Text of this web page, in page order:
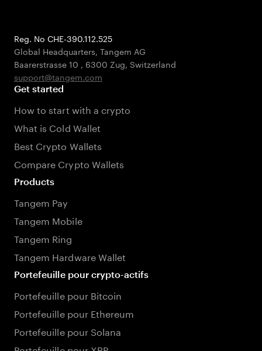
Reg. No CHE-390.112.525
Global Headquarters, Tangem AG
Baarerstrasse 10 , 6300 Zug, Switzerland
support@tangem.com
Get started
How to start with a crypto
What is Cold Wallet
Best Crypto Wallets
Compare Crypto Wallets
Products
Tangem Pay
Tangem Mobile
Tangem Ring
Tangem Hardware Wallet
Portefeuille pour crypto-actifs
Portefeuille pour Bitcoin
Portefeuille pour Ethereum
Portefeuille pour Solana